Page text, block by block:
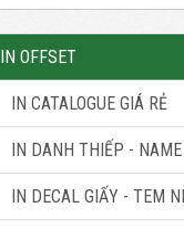
IN OFFSET
IN CATALOGUE GIÁ RẺ
IN DANH THIẾP - NAME
IN DECAL GIẤY - TEM